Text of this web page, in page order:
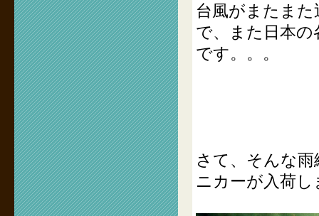
台風がまたま
で、また日本
です。。。
さて、そんな
ニカーが入荷